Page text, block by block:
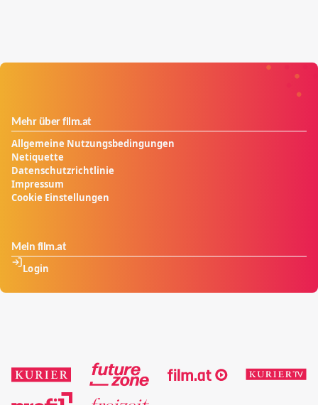
Mehr über film.at
Allgemeine Nutzungsbedingungen
Netiquette
Datenschutzrichtlinie
Impressum
Cookie Einstellungen
Mein film.at
Login